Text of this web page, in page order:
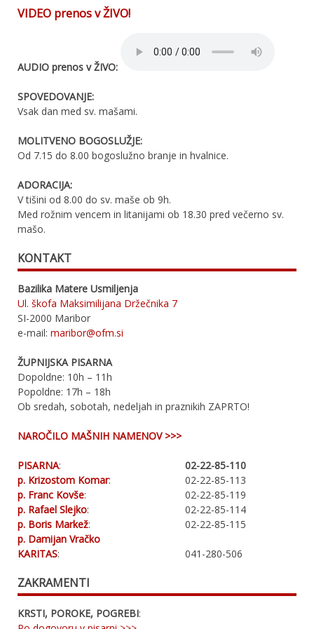
VIDEO prenos v ŽIVO!
AUDIO prenos v ŽIVO:
SPOVEDOVANJE:
Vsak dan med sv. mašami.
MOLITVENO BOGOSLUŽJE:
Od 7.15 do 8.00 bogoslužno branje in hvalnice.
ADORACIJA:
V tišini od 8.00 do sv. maše ob 9h.
Med rožnim vencem in litanijami ob 18.30 pred večerno sv.
mašo.
KONTAKT
Bazilika Matere Usmiljenja
Ul. škofa Maksimilijana Držečnika 7
SI-2000 Maribor
e-mail: maribor@ofm.si
ŽUPNIJSKA PISARNA
Dopoldne: 10h – 11h
Popoldne: 17h – 18h
Ob sredah, sobotah, nedeljah in praznikih ZAPRTO!
NAROČILO MAŠNIH NAMENOV >>>
PISARNA:
02-22-85-110
p. Krizostom Komar:
02-22-85-113
p. Franc Kovše:
02-22-85-119
p. Rafael Slejko:
02-22-85-114
p. Boris Markež:
02-22-85-115
p. Damijan Vračko
KARITAS: 041-280-506
ZAKRAMENTI
KRSTI, POROKE, POGREBI: